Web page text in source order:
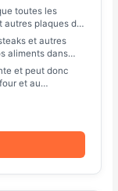
toutes les
autres plaques de
ou auet autres
aliments dans
et peut donc
et au